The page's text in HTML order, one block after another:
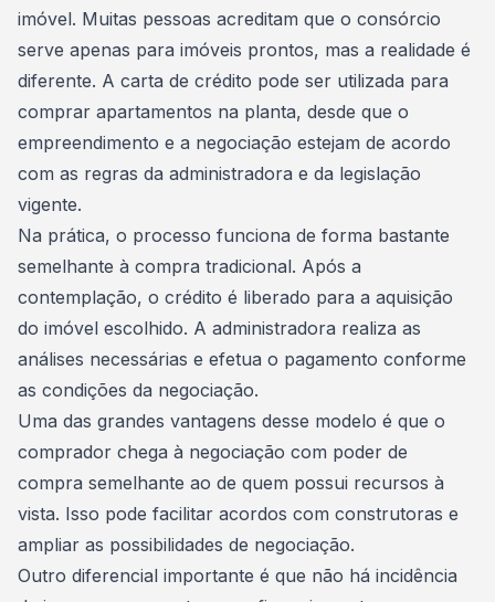
imóvel. Muitas pessoas acreditam que o consórcio
serve apenas para imóveis prontos, mas a realidade é
diferente. A carta de crédito pode ser utilizada para
comprar apartamentos na planta, desde que o
empreendimento e a negociação estejam de acordo
com as regras da administradora e da legislação
vigente.
Na prática, o processo funciona de forma bastante
semelhante à compra tradicional. Após a
contemplação, o crédito é liberado para a aquisição
do imóvel escolhido. A administradora realiza as
análises necessárias e efetua o pagamento conforme
as condições da negociação.
Uma das grandes vantagens desse modelo é que o
comprador chega à negociação com poder de
compra semelhante ao de quem possui recursos à
vista. Isso pode facilitar acordos com construtoras e
ampliar as possibilidades de negociação.
Outro diferencial importante é que não há incidência